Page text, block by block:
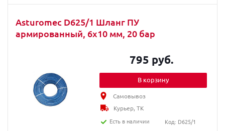
Asturomec D625/1 Шланг ПУ
армированный, 6х10 мм, 20 бар
795 руб.
В корзину
Самовывоз
Курьер, ТК
Есть в наличии
Код: D625/1